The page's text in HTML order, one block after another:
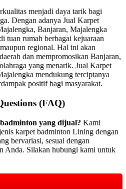
menjadi daya tarik bagi
Dengan adanya Jual Karpet
Banjaran, Majalengka
tuan rumah berbagai kejuaraan
regional. Hal ini akan
dan mempromosikan Banjaran,
yang menarik. Jual Karpet
mendukung terciptanya
positif bagi masyarakat.
(FAQ)
yang dijual? Kami
karpet badminton Lining dengan
bervariasi, sesuai dengan
Anda. Silakan hubungi kami untuk